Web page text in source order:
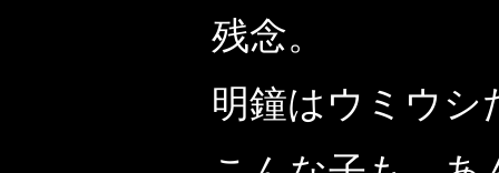
残念。
明鐘はウミウシ